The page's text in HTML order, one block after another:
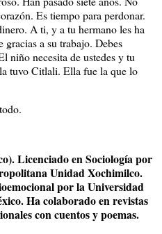
Es tiempo para perdonar.
A ti, y a tu hermano les ha
a su trabajo. Debes
niño necesita de ustedes y tu
tuvo Citlali. Ella fue la que lo
Licenciado en Sociología por
Unidad Xochimilco.
por la Universidad
Ha colaborado en revistas
con cuentos y poemas.